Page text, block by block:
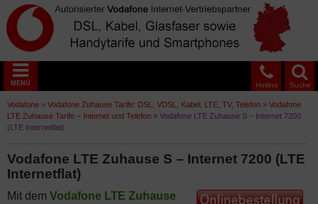
Suche
Hotline
MENÜ
Vodafone » Vodafone Zuhause Tarife: DSL, VDSL, Kabel, LTE, TV, Telefon » Vodafone
LTE Zuhause Tarife – Internet und Telefon » Vodafone LTE Zuhause S – Internet 7200
(LTE Internetflat)
Vodafone LTE Zuhause S – Internet 7200 (LTE
Internetflat)
Mit dem Vodafone LTE Zuhause